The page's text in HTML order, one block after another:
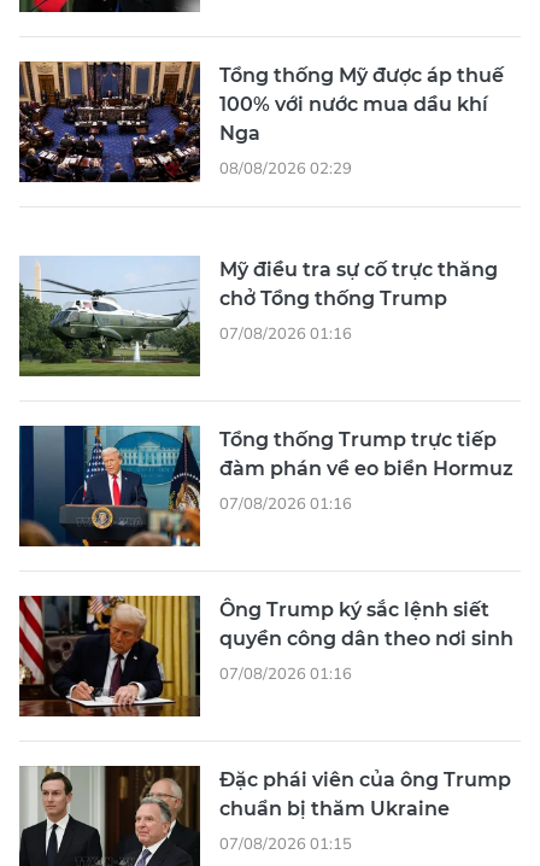
Tổng thống Mỹ được áp thuế
100% với nước mua dầu khí
Nga
08/08/2026 02:29
Mỹ điều tra sự cố trực thăng
chở Tổng thống Trump
07/08/2026 01:16
Tổng thống Trump trực tiếp
đàm phán về eo biển Hormuz
07/08/2026 01:16
Ông Trump ký sắc lệnh siết
quyền công dân theo nơi sinh
07/08/2026 01:16
Đặc phái viên của ông Trump
chuẩn bị thăm Ukraine
07/08/2026 01:15